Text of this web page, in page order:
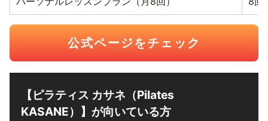
公式ページをチェック
【ピラティス カサネ（Pilates
KASANE）】が向いている方